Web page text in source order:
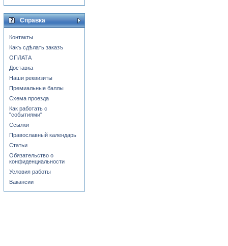
Справка
Контакты
Какъ сдѣлать заказъ
ОПЛАТА
Доставка
Наши реквизиты
Премиальные баллы
Схема проезда
Как работать с
"событиями"
Ссылки
Православный календарь
Статьи
Обязательство о
конфиденциальности
Условия работы
Вакансии